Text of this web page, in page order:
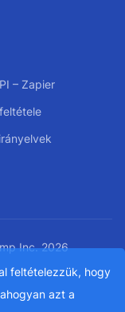
feltételezzük, hogy
azt a
– Zapier
Inc. 2026